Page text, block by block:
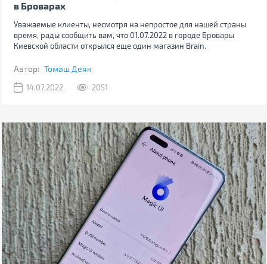
в Броварах
Уважаемые клиенты, несмотря на непростое для нашей страны
время, рады сообщить вам, что 01.07.2022 в городе Бровары
Киевской области открылся еще один магазин Brain.
Автор: Томаш Деяк
14.07.2022 2051